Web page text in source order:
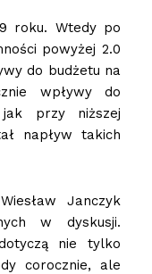
roku. Wtedy po
powyżej 2.0
do budżetu na
wpływy do
przy niższej
napływ takich
Janczyk
w dyskusji.
nie tylko
corocznie, ale